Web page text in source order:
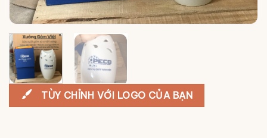
TÙY CHỈNH VỚI LOGO CỦA BẠN